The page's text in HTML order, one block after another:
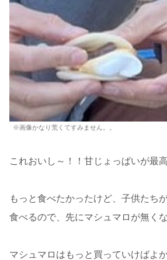
※画像かなり荒くてすみません。。
これおいし～！！甘じょっぱいが最高
もっと食べたかったけど、子供たち
食べるので、先にマシュマロが無く
マシュマロはもっと買っていけばよ